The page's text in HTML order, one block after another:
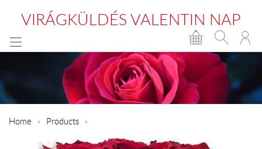
VIRÁGKÜLDÉS VALENTIN NAP
Home Products